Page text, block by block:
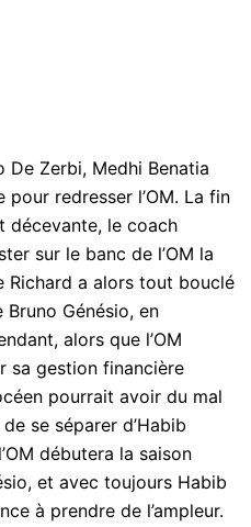
Zerbi, Medhi Benatia
redresser l’OM. La fin
décevante, le coach
sur le banc de l’OM la
Richard a alors tout bouclé
Génésio, en
alors que l’OM
sa gestion financière
pourrait avoir du mal
se séparer d’Habib
débutera la saison
et avec toujours Habib
à prendre de l’ampleur.